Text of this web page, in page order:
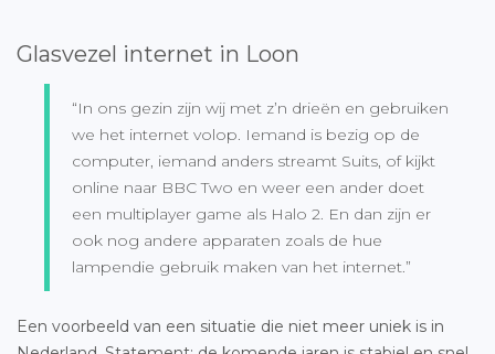
Glasvezel internet in Loon
“In ons gezin zijn wij met z’n drieën en gebruiken
we het internet volop. Iemand is bezig op de
computer, iemand anders streamt Suits, of kijkt
online naar BBC Two en weer een ander doet
een multiplayer game als Halo 2. En dan zijn er
ook nog andere apparaten zoals de hue
lampendie gebruik maken van het internet.”
Een voorbeeld van een situatie die niet meer uniek is in